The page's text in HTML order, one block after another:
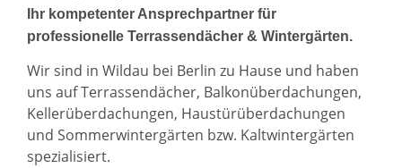
Ihr kompetenter Ansprechpartner für
professionelle Terrassendächer & Wintergärten.
Wir sind in Wildau bei Berlin zu Hause und haben
uns auf Terrassendächer, Balkonüberdachungen,
Kellerüberdachungen, Haustürüberdachungen
und Sommerwintergärten bzw. Kaltwintergärten
spezialisiert.